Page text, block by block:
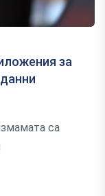
за
са